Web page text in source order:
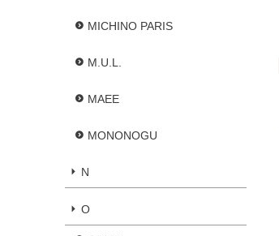
MICHINO PARIS
M.U.L.
MAEE
MONONOGU
N
O